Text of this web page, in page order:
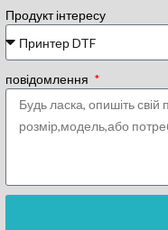
Продукт інтересу
повідомлення